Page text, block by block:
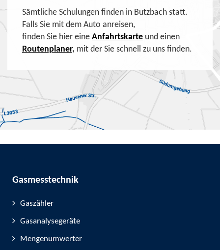
Sämtliche Schulungen finden in Butzbach statt.
Falls Sie mit dem Auto anreisen,
finden Sie hier eine Anfahrtskarte und einen
Routenplaner, mit der Sie schnell zu uns finden.
Gasmesstechnik
Gaszähler
Gasanalysegeräte
Mengenumwerter